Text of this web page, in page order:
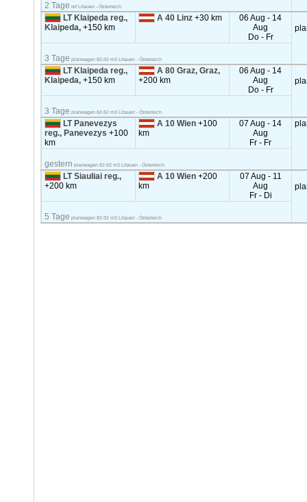
2 Tage ref Litauen - Österreich
LT Klaipeda reg.,
Klaipeda,+150 km
A 40 Linz+30 km
06 Aug - 14
Aug
Do - Fr
3 Tage planwagen 82-92 m3 Litauen - Österreich
LT Klaipeda reg.,
Klaipeda,+150 km
A 80 Graz, Graz,
+200 km
06 Aug - 14
Aug
Do - Fr
3 Tage planwagen 82-92 m3 Litauen - Österreich
LT Panevezys
reg., Panevezys+100
km
A 10 Wien+100
km
07 Aug - 14
Aug
Fr - Fr
gestern planwagen 82-92 m3 Litauen - Österreich
LT Siauliai reg.,
+200 km
A 10 Wien+200
km
07 Aug - 11
Aug
Fr - Di
5 Tage planwagen 82-92 m3 Litauen - Österreich